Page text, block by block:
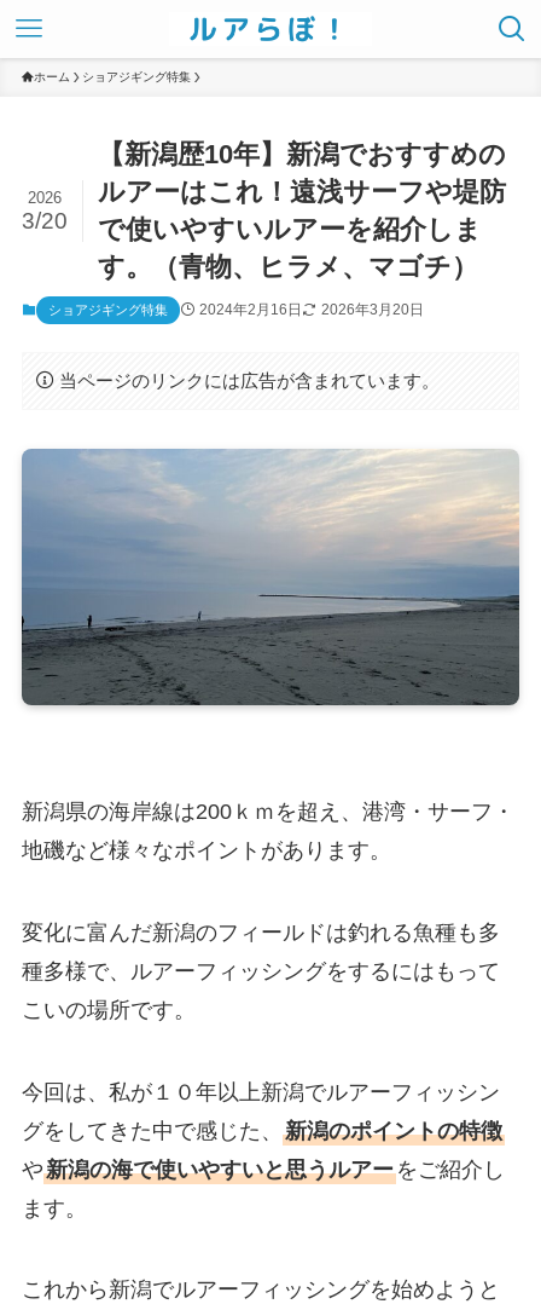
ホーム ショアジギング特集
【新潟歴10年】新潟でおすすめの
ルアーはこれ！遠浅サーフや堤防
で使いやすいルアーを紹介しま
す。（青物、ヒラメ、マゴチ）
2026
3/20
ショアジギング特集 2024年2月16日 2026年3月20日
当ページのリンクには広告が含まれています。
新潟県の海岸線は200ｋｍを超え、港湾・サーフ・
地磯など様々なポイントがあります。
変化に富んだ新潟のフィールドは釣れる魚種も多
種多様で、ルアーフィッシングをするにはもって
こいの場所です。
今回は、私が１０年以上新潟でルアーフィッシン
グをしてきた中で感じた、 新潟のポイントの特徴
や新潟の海で使いやすいと思うルアーをご紹介し
ます。
これから新潟でルアーフィッシングを始めようと